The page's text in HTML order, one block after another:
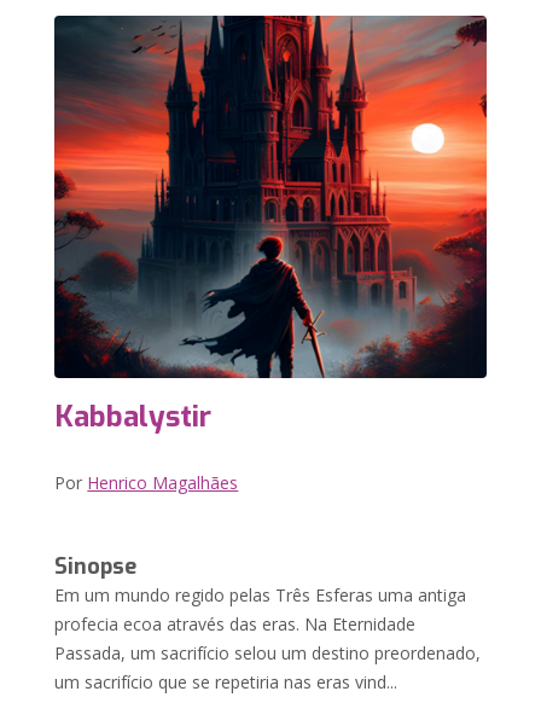
Kabbalystir
Por Henrico Magalhães
Sinopse
Em um mundo regido pelas Três Esferas uma antiga
profecia ecoa através das eras. Na Eternidade
Passada, um sacrifício selou um destino preordenado,
um sacrifício que se repetiria nas eras vind...